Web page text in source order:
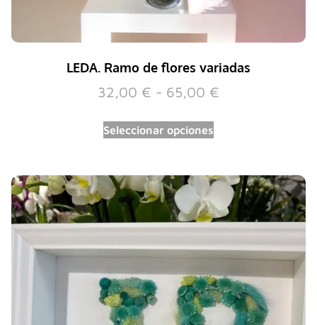
LEDA. Ramo de flores variadas
32,00 € - 65,00 €
Seleccionar opciones